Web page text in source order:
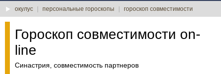
окулус персональные гороскопы гороскоп совместимости
Гороскоп совместимости on-
line
Синастрия, совместимость партнеров